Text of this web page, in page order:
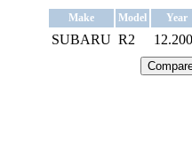
Make Model Year
SUBARU R2